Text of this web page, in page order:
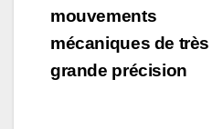
mouvements
mécaniques de très
grande précision